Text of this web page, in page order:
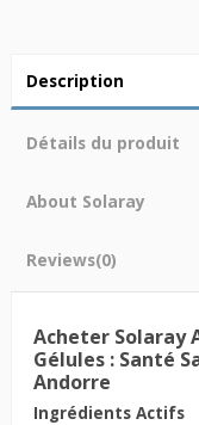
Description
Détails du produit
About Solaray
Reviews(0)
Acheter Solaray
Gélules : Santé
Andorre
Ingrédients Actifs